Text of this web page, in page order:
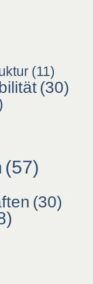
(11)
(30)
(57)
(30)